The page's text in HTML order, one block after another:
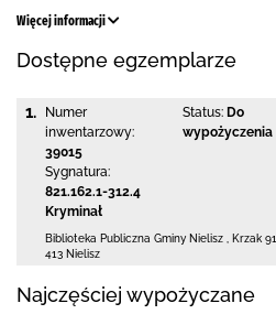
Więcej informacji
Dostępne egzemplarze
1.
Numer
inwentarzowy:
39015
Sygnatura:
821.162.1-312.4
Kryminał
Status: Do
wypożyczenia
Biblioteka Publiczna Gminy Nielisz Krzak 91
413 Nielisz
Najczęściej wypożyczane